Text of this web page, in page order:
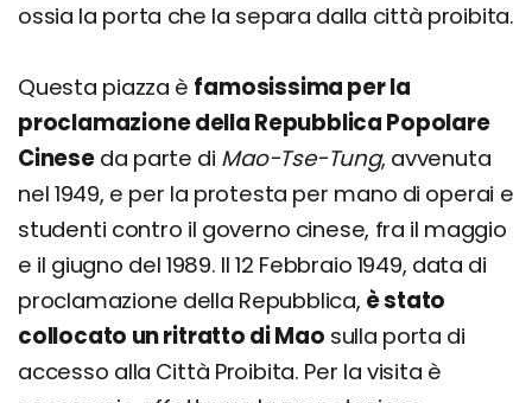
ossia la porta che la separa dalla città proibita.
Questa piazza è famosissima per la
proclamazione della Repubblica Popolare
Cineseda parte di Mao-Tse-Tung, avvenuta
nel 1949, e per la protesta per mano di operai e
studenti contro il governo cinese, fra il maggio
e il giugno del 1989. Il 12 Febbraio 1949, data di
proclamazione della Repubblica, è stato
collocato un ritratto di Mao sulla porta di
accesso alla Città Proibita. Per la visita è